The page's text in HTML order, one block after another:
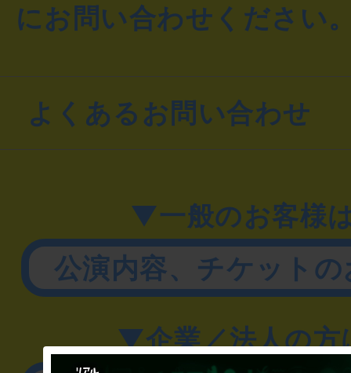
にお問い合わせください
よくあるお問い合わせ
▼一般のお客様
公演内容、チケット
▼企業／法人の方